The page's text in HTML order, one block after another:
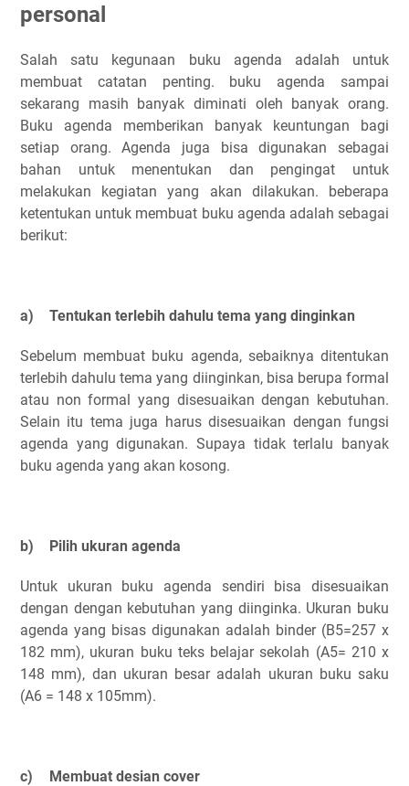
personal
Salah satu kegunaan buku agenda adalah untuk
membuat catatan penting. buku agenda sampai
sekarang masih banyak diminati oleh banyak orang.
Buku agenda memberikan banyak keuntungan bagi
setiap orang. Agenda juga bisa digunakan sebagai
bahan untuk menentukan dan pengingat untuk
melakukan kegiatan yang akan dilakukan. beberapa
ketentukan untuk membuat buku agenda adalah sebagai
berikut:
a) Tentukan terlebih dahulu tema yang dinginkan
Sebelum membuat buku agenda, sebaiknya ditentukan
terlebih dahulu tema yang diinginkan, bisa berupa formal
atau non formal yang disesuaikan dengan kebutuhan.
Selain itu tema juga harus disesuaikan dengan fungsi
agenda yang digunakan. Supaya tidak terlalu banyak
buku agenda yang akan kosong.
b) Pilih ukuran agenda
Untuk ukuran buku agenda sendiri bisa disesuaikan
dengan dengan kebutuhan yang diinginka. Ukuran buku
agenda yang bisas digunakan adalah binder (B5=257 x
182 mm), ukuran buku teks belajar sekolah (A5= 210 x
148 mm), dan ukuran besar adalah ukuran buku saku
(A6 = 148 x 105mm).
c) Membuat desian cover